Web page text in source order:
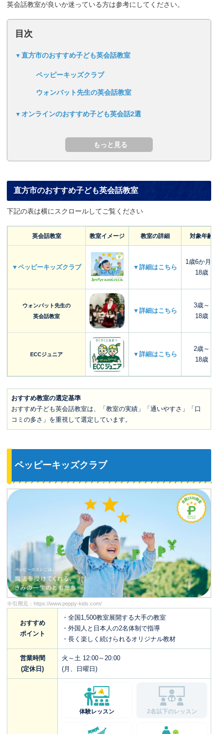
英会話教室が良いか迷っている方は参考にしてください。
目次
直方市のおすすめ子ども英会話教室
ペッピーキッズクラブ
ウォンバット先生の英会話教室
オンラインのおすすめ子ども英会話2選
直方市のおすすめ子ども英会話教室
下記の表は横にスクロールしてご覧ください
英会話教室 教室イメージ 教室の詳細 対象年齢
▼ペッピーキッズクラブ ▼詳細はこちら
1歳6か月～
18歳
ウォンバット先生の
英会話教室
▼詳細はこちら
3歳～
18歳
ECCジュニア ▼詳細はこちら
2歳～
18歳
おすすめ教室の選定基準
おすすめ子ども英会話教室は、「教室の実績」「通いやすさ」「口
コミの多さ」を重視して選定しています。
ペッピーキッズクラブ
※引用元： https://www.peppy-kids.com/
おすすめ
ポイント
・全国1,500教室展開する大手の教室
・外国人と日本人の2名体制で指導
・長く楽しく続けられるオリジナル教材
営業時間
(定休日)
火～土 12:00～20:00
(月、日曜日)
体験レッスン 2名以下のレッスン